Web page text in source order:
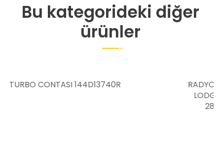
Bu kategorideki diğer
ürünler
RADYO CD ÇALAR MP3 BLUETOOTH DUSTER